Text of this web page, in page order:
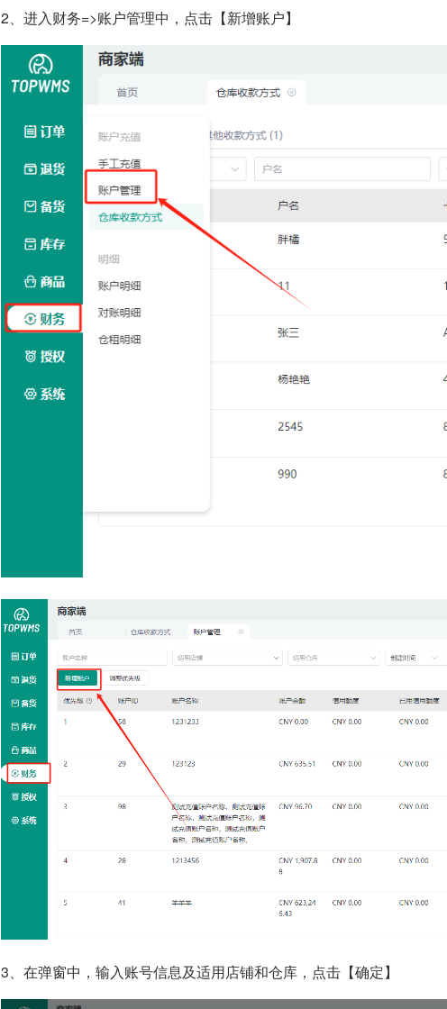
2、进入财务=>账户管理中，点击【新增账户】
3、在弹窗中，输入账号信息及适用店铺和仓库，点击【确定】